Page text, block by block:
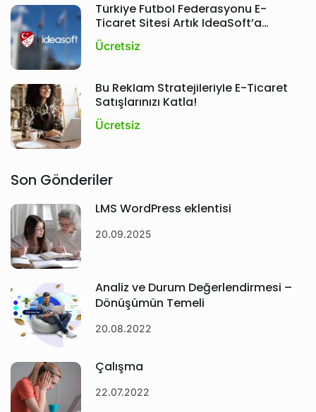
Türkiye Futbol Federasyonu E-
Ticaret Sitesi Artık IdeaSoft’a
Emanet!
Ücretsiz
Bu Reklam Stratejileriyle E-Ticaret
Satışlarınızı Katla!
Ücretsiz
Son Gönderiler
LMS WordPress eklentisi
20.09.2025
Analiz ve Durum Değerlendirmesi –
Dönüşümün Temeli
20.08.2022
Çalışma
22.07.2022